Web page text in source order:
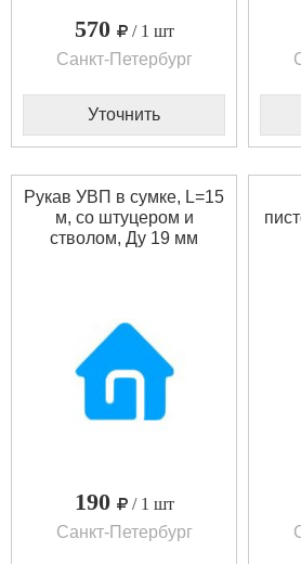
570
/ 1 шт
Санкт-Петербург
Уточнить
Рукав УВП в сумке, L=15
м, со штуцером и
стволом, Ду 19 мм
190
/ 1 шт
Санкт-Петербург